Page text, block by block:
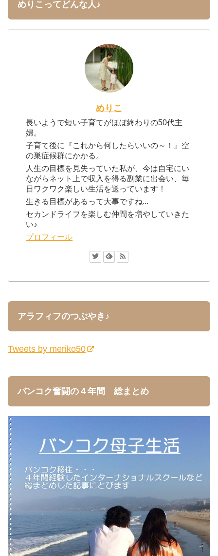
めりこってどんな人♪
めりこ
長いようで短い子育てがほぼ終わりの50代主
婦。
子育て後に『これから何したらいいの～！』空
の巣症候群にかかる。
人生の目標を見失っていた私が、今は自宅にい
ながらネット上で収入を得る副業に出会い、毎
日ワクワク楽しい生活を送っています！
生きる目標があるって大事ですね...
セカンドライフを楽しむ仲間を増やしていきた
い♪
プロフィール
アラフィフのつぶやき♪
Tweets by meriko50
バンコク奮闘の４年間 総まとめ